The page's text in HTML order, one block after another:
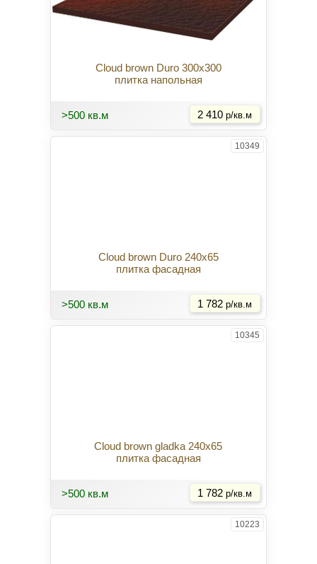
Cloud brown Duro 300x300
плитка напольная
>500 кв.м 2 410 р/кв.м
10349
Cloud brown Duro 240x65
плитка фасадная
>500 кв.м 1 782 р/кв.м
10345
Cloud brown gladka 240x65
плитка фасадная
>500 кв.м 1 782 р/кв.м
10223